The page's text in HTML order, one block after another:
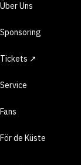
Über Uns
Sponsoring
Tickets ↗
Service
Fans
För de Küste